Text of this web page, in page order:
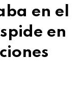
en el
en